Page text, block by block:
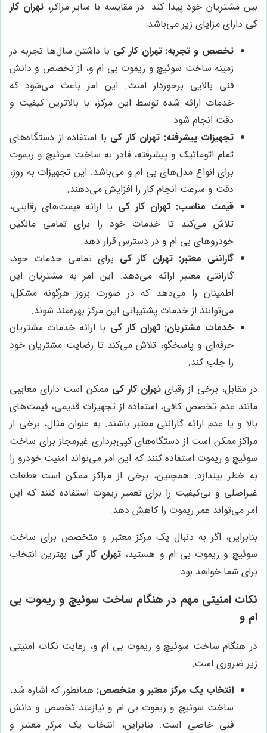
بین مشتریان خود پیدا کند. در مقایسه با سایر مراکز،تهران کار
کی دارای مزایای زیر می‌باشد:
تخصص و تجربه: تهران کار کی با داشتن سال‌ها تجربه در
زمینه ساخت سوئیچ و ریموت بی ام و، از تخصص و دانش
فنی بالایی برخوردار است. این امر باعث می‌شود که
خدمات ارائه شده توسط این مرکز، با بالاترین کیفیت و
دقت انجام شود.
تجهیزات پیشرفته: تهران کار کی با استفاده از دستگاه‌های
تمام اتوماتیک و پیشرفته، قادر به ساخت سوئیچ و ریموت
برای انواع مدل‌های بی ام و می‌باشد. این تجهیزات به روز،
دقت و سرعت انجام کار را افزایش می‌دهند.
قیمت مناسب: تهران کار کی با ارائه قیمت‌های رقابتی،
تلاش می‌کند تا خدمات خود را برای تمامی مالکین
خودروهای بی ام و در دسترس قرار دهد.
گارانتی معتبر: تهران کار کی برای تمامی خدمات خود،
گارانتی معتبر ارائه می‌دهد. این امر به مشتریان این
اطمینان را می‌دهد که در صورت بروز هرگونه مشکل،
می‌توانند از خدمات پشتیبانی این مرکز بهره‌مند شوند.
خدمات مشتریان: تهران کار کی با ارائه خدمات مشتریان
حرفه‌ای و پاسخگو، تلاش می‌کند تا رضایت مشتریان خود
را جلب کند.
در مقابل، برخی از رقبای تهران کار کی ممکن است دارای معایبی
مانند عدم تخصص کافی، استفاده از تجهیزات قدیمی، قیمت‌های
بالا و یا عدم ارائه گارانتی معتبر باشند. به عنوان مثال، برخی از
مراکز ممکن است از دستگاه‌های کپی‌برداری غیرمجاز برای ساخت
سوئیچ و ریموت استفاده کنند که این امر می‌تواند امنیت خودرو را
به خطر بیندازد. همچنین، برخی از مراکز ممکن است قطعات
غیراصلی و بی‌کیفیت را برای تعمیر ریموت استفاده کنند که این
امر می‌تواند عمر ریموت را کاهش دهد.
بنابراین، اگر به دنبال یک مرکز معتبر و متخصص برای ساخت
سوئیچ و ریموت بی ام و هستید، تهران کار کی بهترین انتخاب
برای شما خواهد بود.
نکات امنیتی مهم در هنگام ساخت سوئیچ و ریموت بی
ام و
در هنگام ساخت سوئیچ و ریموت بی ام و، رعایت نکات امنیتی
زیر ضروری است:
انتخاب یک مرکز معتبر و متخصص: همانطور که اشاره شد،
ساخت سوئیچ و ریموت بی ام و نیازمند تخصص و دانش
فنی خاصی است. بنابراین، انتخاب یک مرکز معتبر و